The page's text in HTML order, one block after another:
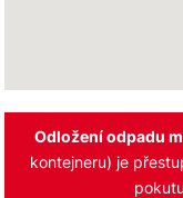
Odložení odpadu
kontejneru) je